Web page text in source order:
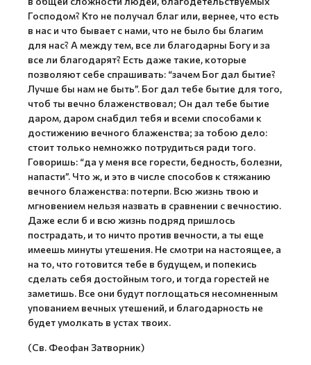
Господом? Кто не получал благ или, вернее, что есть
в нас и что бывает с нами, что не было бы благим
для нас? А между тем, все ли благодарны Богу и за
все ли благодарят? Есть даже такие, которые
позволяют себе спрашивать: “зачем Бог дал бытие?
Лучше бы нам не быть”. Бог дал тебе бытие для того,
чтоб ты вечно блаженствовал; Он дал тебе бытие
даром, даром снабдил тебя и всеми способами к
достижению вечного блаженства; за тобою дело:
стоит только немножко потрудиться ради того.
Говоришь: “да у меня все горести, бедность, болезни,
напасти”. Что ж, и это в числе способов к стяжанию
вечного блаженства: потерпи. Всю жизнь твою и
мгновением нельзя назвать в сравнении с вечностию.
Даже если б и всю жизнь подряд пришлось
пострадать, и то ничто против вечности, а ты еще
имеешь минуты утешения. Не смотри на настоящее, а
на то, что готовится тебе в будущем, и попекись
сделать себя достойным того, и тогда горестей не
заметишь. Все они будут поглощаться несомненным
упованием вечных утешений, и благодарность не
будет умолкать в устах твоих.
(Св. Феофан Затворник)